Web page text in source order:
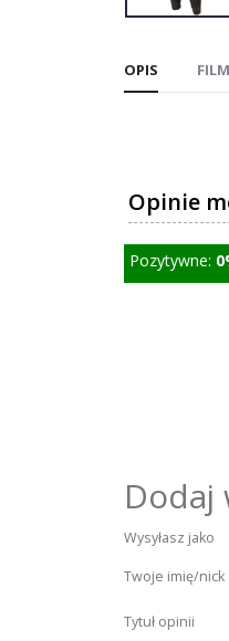
OPIS
Opinie
Pozytywne:
Dodaj
Wysyłasz jako
Twoje imię/nick
Tytuł opinii